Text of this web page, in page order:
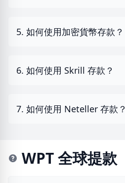
5. 如何使用加密貨幣存款？
6. 如何使用 Skrill 存款？
7. 如何使用 Neteller 存款？
WPT 全球提款